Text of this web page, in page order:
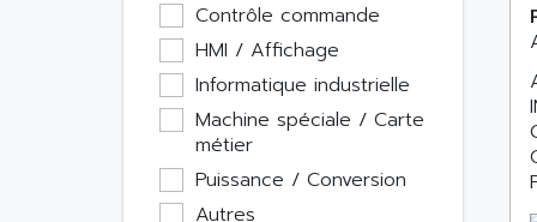
Contrôle commande
HMI / Affichage
Informatique industrielle
Machine spéciale / Carte
métier
Puissance / Conversion
Autres